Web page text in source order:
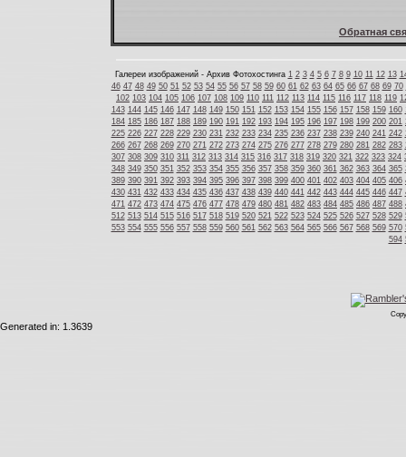
Обратная
Галереи изображений - Архив Фотохостинга 1 2 3 4 5 6 7 8 9 10 11 12 13
46 47 48 49 50 51 52 53 54 55 56 57 58 59 60 61 62 63 64 65 66 67 68 69 70
102 103 104 105 106 107 108 109 110 111 112 113 114 115 116 117 118 119
143 144 145 146 147 148 149 150 151 152 153 154 155 156 157 158 159 160
184 185 186 187 188 189 190 191 192 193 194 195 196 197 198 199 200 201
225 226 227 228 229 230 231 232 233 234 235 236 237 238 239 240 241 242
266 267 268 269 270 271 272 273 274 275 276 277 278 279 280 281 282 283
307 308 309 310 311 312 313 314 315 316 317 318 319 320 321 322 323 324
348 349 350 351 352 353 354 355 356 357 358 359 360 361 362 363 364 365
389 390 391 392 393 394 395 396 397 398 399 400 401 402 403 404 405 406
430 431 432 433 434 435 436 437 438 439 440 441 442 443 444 445 446 447
471 472 473 474 475 476 477 478 479 480 481 482 483 484 485 486 487 488
512 513 514 515 516 517 518 519 520 521 522 523 524 525 526 527 528 529
553 554 555 556 557 558 559 560 561 562 563 564 565 566 567 568 569 570
594
Generated in: 1.3639